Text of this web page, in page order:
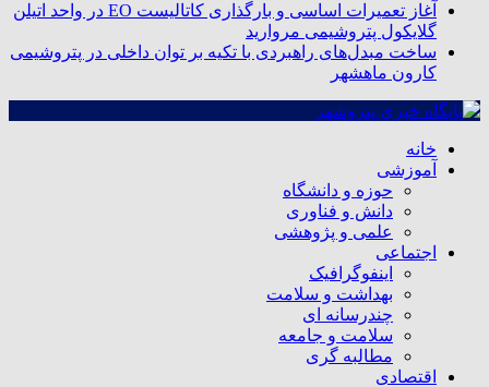
آغاز تعمیرات اساسی و بارگذاری کاتالیست EO در واحد اتیلن
گلایکول پتروشیمی مروارید
ساخت مبدل‌های راهبردی با تکیه بر توان داخلی در پتروشیمی
کارون ماهشهر
خانه
آموزشی
حوزه و دانشگاه
دانش و فناوری
علمی و پژوهشی
اجتماعی
اینفوگرافیک
بهداشت و سلامت
چندرسانه ای
سلامت و جامعه
مطالبه گری
اقتصادی